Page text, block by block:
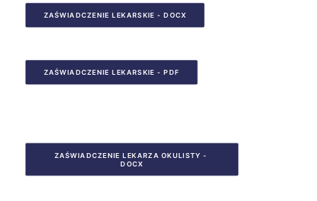
ZAŚWIADCZENIE LEKARSKIE - DOCX
ZAŚWIADCZENIE LEKARSKIE - PDF
ZAŚWIADCZENIE LEKARZA OKULISTY -
DOCX